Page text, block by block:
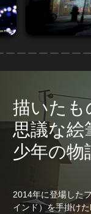
描いた
思議な絵
少年の物
2014年に登場した
インド）を手掛け